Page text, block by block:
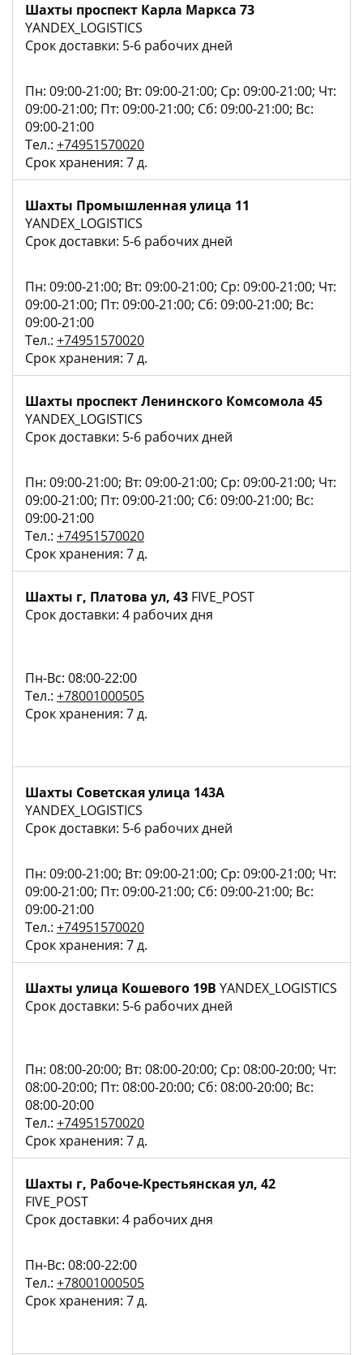
Шахты проспект Карла Маркса 73
YANDEX_LOGISTICS
Срок доставки: 5-6 рабочих дней
Пн: 09:00-21:00; Вт: 09:00-21:00; Ср: 09:00-21:00; Чт:
09:00-21:00; Пт: 09:00-21:00; Сб: 09:00-21:00; Вс:
09:00-21:00
Тел.: +74951570020
Срок хранения: 7 д.
Шахты Промышленная улица 11
YANDEX_LOGISTICS
Срок доставки: 5-6 рабочих дней
Пн: 09:00-21:00; Вт: 09:00-21:00; Ср: 09:00-21:00; Чт:
09:00-21:00; Пт: 09:00-21:00; Сб: 09:00-21:00; Вс:
09:00-21:00
Тел.: +74951570020
Срок хранения: 7 д.
Шахты проспект Ленинского Комсомола 45
YANDEX_LOGISTICS
Срок доставки: 5-6 рабочих дней
Пн: 09:00-21:00; Вт: 09:00-21:00; Ср: 09:00-21:00; Чт:
09:00-21:00; Пт: 09:00-21:00; Сб: 09:00-21:00; Вс:
09:00-21:00
Тел.: +74951570020
Срок хранения: 7 д.
Шахты г, Платова ул, 43 FIVE_POST
Срок доставки: 4 рабочих дня
Пн-Вс: 08:00-22:00
Тел.: +78001000505
Срок хранения: 7 д.
Шахты Советская улица 143А
YANDEX_LOGISTICS
Срок доставки: 5-6 рабочих дней
Пн: 09:00-21:00; Вт: 09:00-21:00; Ср: 09:00-21:00; Чт:
09:00-21:00; Пт: 09:00-21:00; Сб: 09:00-21:00; Вс:
09:00-21:00
Тел.: +74951570020
Срок хранения: 7 д.
Шахты улица Кошевого 19В YANDEX_LOGISTICS
Срок доставки: 5-6 рабочих дней
Пн: 08:00-20:00; Вт: 08:00-20:00; Ср: 08:00-20:00; Чт:
08:00-20:00; Пт: 08:00-20:00; Сб: 08:00-20:00; Вс:
08:00-20:00
Тел.: +74951570020
Срок хранения: 7 д.
Шахты г, Рабоче-Крестьянская ул, 42
FIVE_POST
Срок доставки: 4 рабочих дня
Пн-Вс: 08:00-22:00
Тел.: +78001000505
Срок хранения: 7 д.